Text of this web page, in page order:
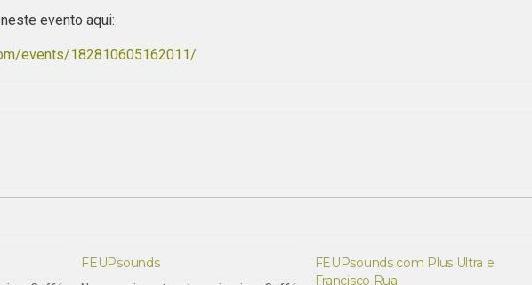
evento aqui:
events/182810605162011/
FEUPsounds
FEUPsounds com Plus Ultra e
Francisco Rua